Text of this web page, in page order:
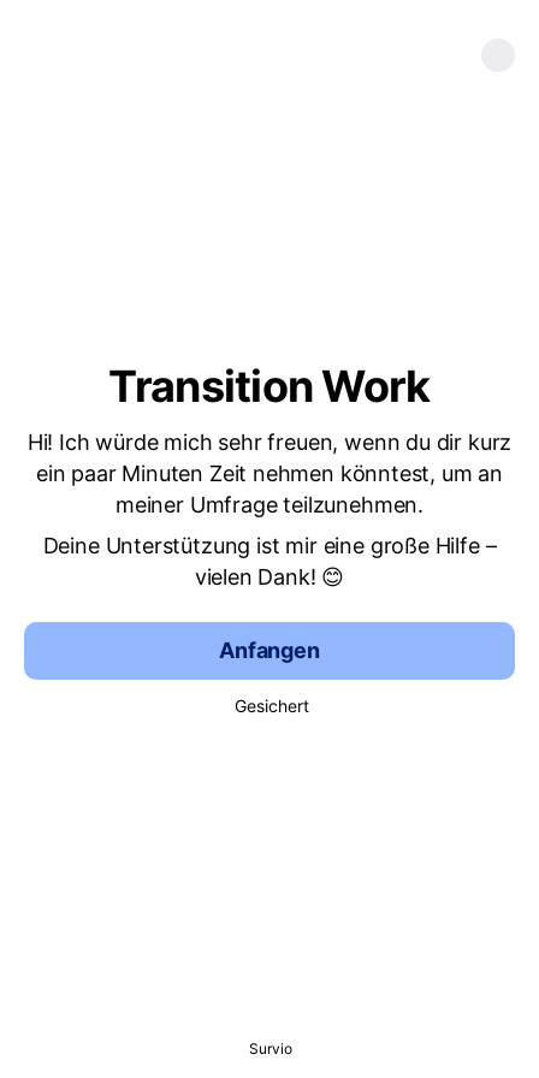
Transition Work
Hi! Ich würde mich sehr freuen, wenn du dir kurz
ein paar Minuten Zeit nehmen könntest, um an
meiner Umfrage teilzunehmen.
Deine Unterstützung ist mir eine große Hilfe –
vielen Dank! 😊
Anfangen
Gesichert
Survio